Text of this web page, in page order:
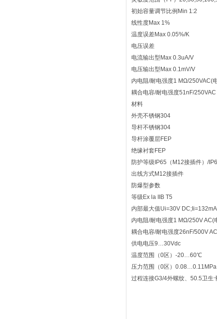
初始容量调节比例Min 1:2
线性度Max 1%
温度误差Max 0.05%/K
电压误差
电流输出型Max 0.3uA/V
电压输出型Max 0.1mV/V
内电阻/耐电强度1 MΩ/250VAC(
耦合电容/耐电强度51nF/
材料
外壳不锈钢304
导杆不锈钢304
导杆涂覆层FEP
绝缘衬套FEP
防护等级IP65（M12接插件）/
出线方式M12接插件
防爆型参数
等级Ex la IIB T5
内部最大值Ui=30V
内电阻/耐电强度1 MΩ/250V AC(
耦合电容/耐电强度26nF/500V
供电电压9…30Vdc
温度范围（0区）-20…60℃
压力范围（0区）0.08…0.11MPa
过程连接G3/4外螺纹、50.5卫生